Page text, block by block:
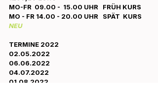
MO-FR  09.00 -  15.00 UHR   FRÜH KURS
MO - FR 14.00 - 20.00 UHR   SPÄT  KURS
NEU
TERMINE 2022
02.05.2022
06.06.2022
04.07.2022
01.08.2022